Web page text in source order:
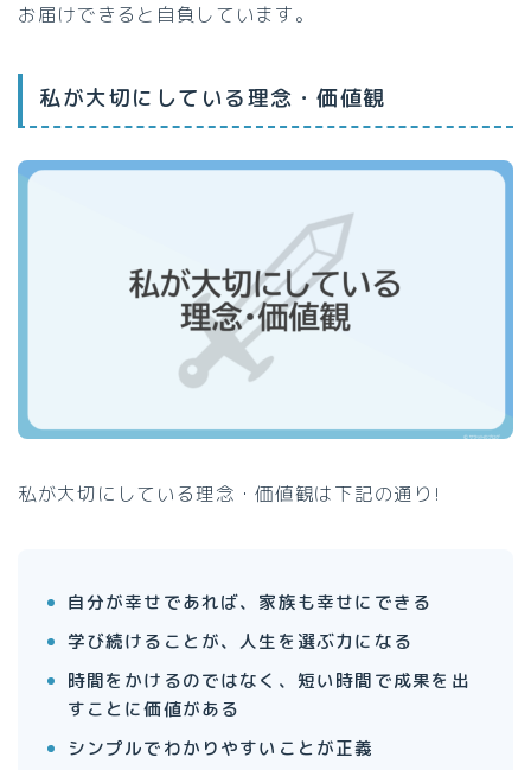
お届けできると自負しています。
私が大切にしている理念・価値観
私が大切にしている理念・価値観は下記の通り!
自分が幸せであれば、家族も幸せにできる
学び続けることが、人生を選ぶ力になる
時間をかけるのではなく、短い時間で成果を出
すことに価値がある
シンプルでわかりやすいことが正義